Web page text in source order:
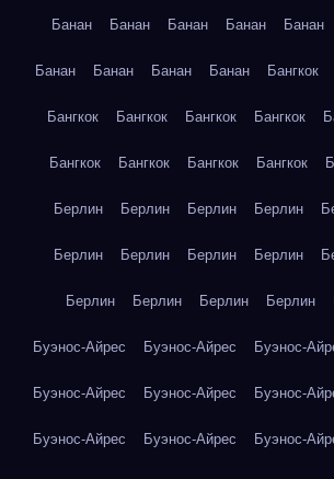
Банан Банан Банан Банан Банан
Банан Банан Банан Банан Бангкок
Бангкок Бангкок Бангкок Бангкок
Бангкок Бангкок Бангкок Бангкок
Берлин Берлин Берлин Берлин
Берлин Берлин Берлин Берлин
Берлин Берлин Берлин Берлин
Буэнос-Айрес Буэнос-Айрес Буэнос-
Буэнос-Айрес Буэнос-Айрес Буэнос-
Буэнос-Айрес Буэнос-Айрес Буэнос-